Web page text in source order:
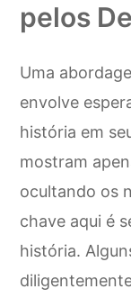
pelos
Uma
envolve
história em
mostram
ocultando os
chave aqui é
história.